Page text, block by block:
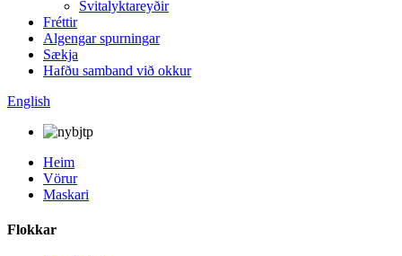
Svitalyktareyðir
Fréttir
Algengar spurningar
Sækja
Hafðu samband við okkur
English
Heim
Vörur
Maskari
Flokkar